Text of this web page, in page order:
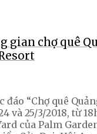
gian chợ quê
“Chợ quê
và 25/3/2018, từ
của Palm